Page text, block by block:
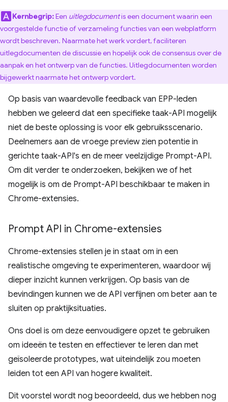
Kernbegrip:Een uitlegdocumentis een document waarin een
voorgestelde functie of verzameling functies van een webplatform
wordt beschreven. Naarmate het werk vordert, faciliteren
uitlegdocumenten de discussie en hopelijk ook de consensus over de
aanpak en het ontwerp van de functies. Uitlegdocumenten worden
bijgewerkt naarmate het ontwerp vordert.
Op basis van waardevolle feedback van EPP-leden
hebben we geleerd dat een specifieke taak-API mogelijk
niet de beste oplossing is voor elk gebruiksscenario.
Deelnemers aan de vroege preview zien potentie in
gerichte taak-API's en de meer veelzijdige Prompt-API.
Om dit verder te onderzoeken, bekijken we of het
mogelijk is om de Prompt-API beschikbaar te maken in
Chrome-extensies.
Prompt API in Chrome-extensies
Chrome-extensies stellen je in staat om in een
realistische omgeving te experimenteren, waardoor wij
dieper inzicht kunnen verkrijgen. Op basis van de
bevindingen kunnen we de API verfijnen om beter aan te
sluiten op praktijksituaties.
Ons doel is om deze eenvoudigere opzet te gebruiken
om ideeën te testen en effectiever te leren dan met
geïsoleerde prototypes, wat uiteindelijk zou moeten
leiden tot een API van hogere kwaliteit.
Dit voorstel wordt nog beoordeeld, dus we hebben nog